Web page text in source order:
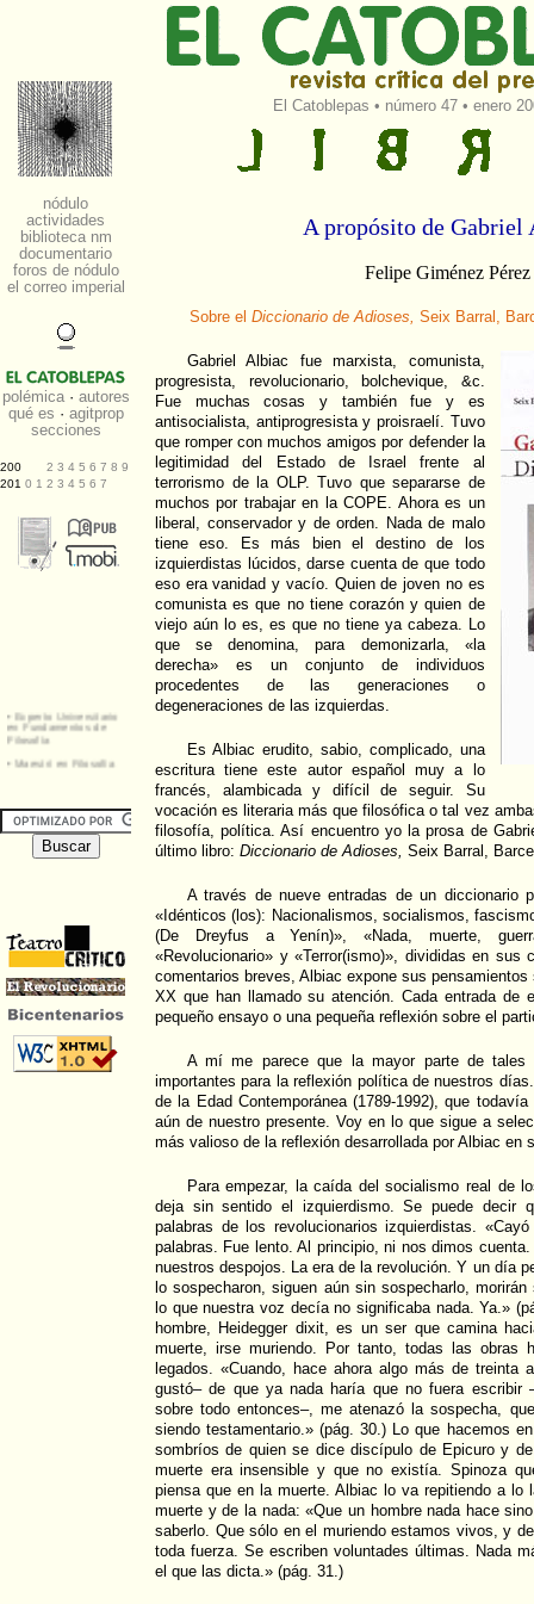
El Catoblepas • número 47• enero
A propósito de Gabriel
Felipe Giménez Pérez
Sobre el Diccionario de Adioses, Seix Barral,
Gabriel Albiac fue marxista, comunista,
progresista, revolucionario, bolchevique, &c.
Fue muchas cosas y también fue y es
antisocialista, antiprogresista y proisraelí. Tuvo
que romper con muchos amigos por defender la
legitimidad del Estado de Israel frente al
terrorismo de la OLP. Tuvo que separarse de
muchos por trabajar en la COPE. Ahora es un
liberal, conservador y de orden. Nada de malo
tiene eso. Es más bien el destino de los
izquierdistas lúcidos, darse cuenta de que todo
eso era vanidad y vacío. Quien de joven no es
comunista es que no tiene corazón y quien de
viejo aún lo es, es que no tiene ya cabeza. Lo
que se denomina, para demonizarla, «la
derecha» es un conjunto de individuos
procedentes de las generaciones o
degeneraciones de las izquierdas.
Es Albiac erudito, sabio, complicado, una
escritura tiene este autor español muy a lo
francés, alambicada y difícil de seguir. Su
vocación es literaria más que filosófica o tal vez
filosofía, política. Así encuentro yo la prosa de
último libro: Diccionario de Adioses, Seix Barral,
A través de nueve entradas de un diccionario
«Idénticos (los): Nacionalismos, socialismos,
(De Dreyfus a Yenín)», «Nada, muerte,
«Revolucionario» y «Terror(ismo)», divididas en sus
comentarios breves, Albiac expone sus
XX que han llamado su atención. Cada entrada de
pequeño ensayo o una pequeña reflexión sobre el
A mí me parece que la mayor parte de tales
importantes para la reflexión política de nuestros
de la Edad Contemporánea (1789-1992), que
aún de nuestro presente. Voy en lo que sigue a
más valioso de la reflexión desarrollada por Albiac en
Para empezar, la caída del socialismo real de
deja sin sentido el izquierdismo. Se puede decir
palabras de los revolucionarios izquierdistas.
palabras. Fue lento. Al principio, ni nos dimos
nuestros despojos. La era de la revolución. Y un día
lo sospecharon, siguen aún sin sospecharlo,
lo que nuestra voz decía no significaba nada. Ya.»
hombre, Heidegger dixit, es un ser que camina
muerte, irse muriendo. Por tanto, todas las obras
legados. «Cuando, hace ahora algo más de treinta
gustó– de que ya nada haría que no fuera escribir
sobre todo entonces–, me atenazó la sospecha,
siendo testamentario.» (pág. 30.) Lo que hacemos
sombríos de quien se dice discípulo de Epicuro y
muerte era insensible y que no existía. Spinoza
piensa que en la muerte. Albiac lo va repitiendo a lo
muerte y de la nada: «Que un hombre nada hace
saberlo. Que sólo en el muriendo estamos vivos, y
toda fuerza. Se escriben voluntades últimas. Nada
el que las dicta.» (pág. 31.)